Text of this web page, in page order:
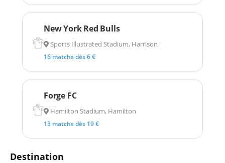
New York Red Bulls
Sports Illustrated Stadium, Harrison
16 matchs dès 6 €
Forge FC
Hamilton Stadium, Hamilton
13 matchs dès 19 €
Destination